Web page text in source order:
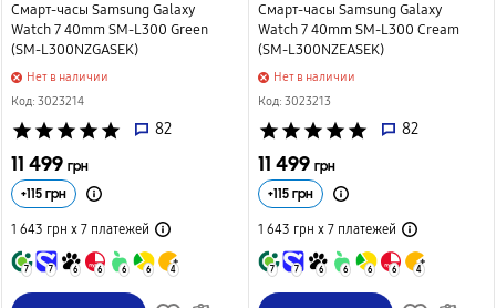
Смарт-часы Samsung Galaxy
Watch 7 40mm SM-L300 Green
(SM-L300NZGASEK)
Нет в наличии
Код: 3023214
star star star star star 82
11 499 грн
+115 грн
1 643 грн х 7 платежей
7 7 6 6 6 6 4
Смарт-часы Samsung Galaxy
Watch 7 40mm SM-L300 Cream
(SM-L300NZEASEK)
Нет в наличии
Код: 3023213
star star star star star 82
11 499 грн
+115грн
1 643 грн х 7платежей
7 7 6 6 6 6 4